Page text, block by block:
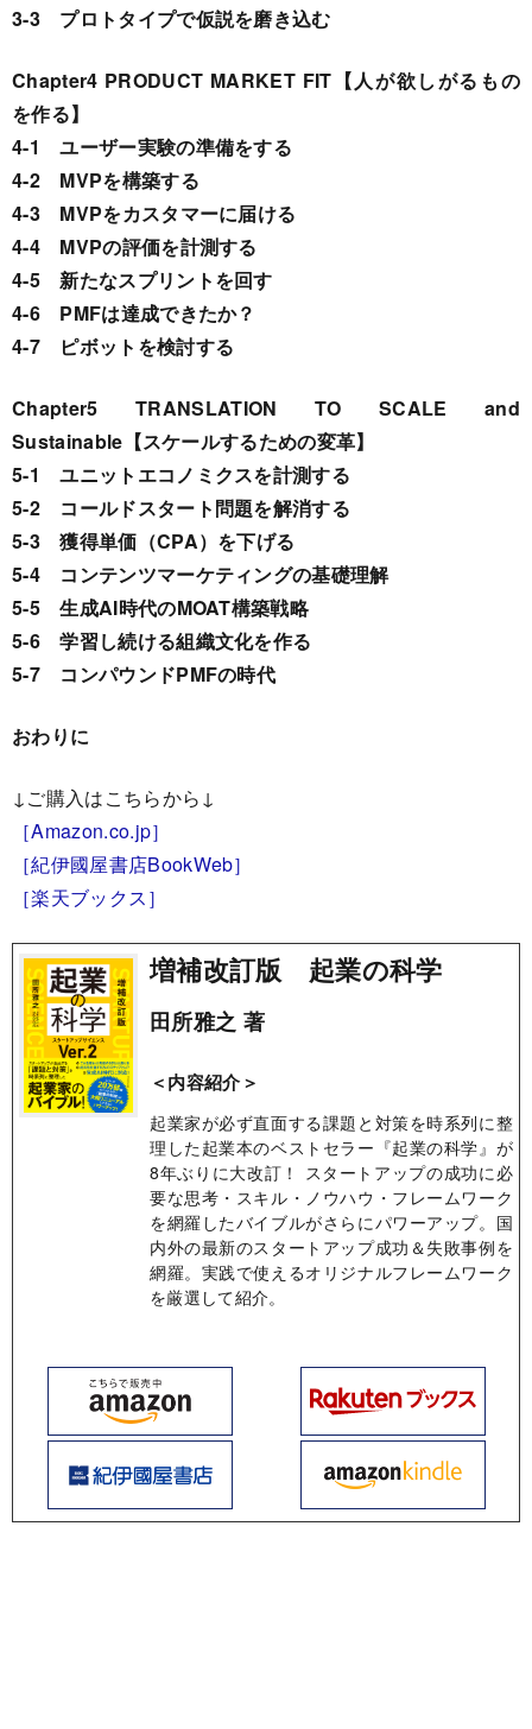
3-3 プロトタイプで仮説を磨き込む
Chapter4 PRODUCT MARKET FIT【人が欲しがるもの
を作る】
4-1 ユーザー実験の準備をする
4-2 MVPを構築する
4-3 MVPをカスタマーに届ける
4-4 MVPの評価を計測する
4-5 新たなスプリントを回す
4-6 PMFは達成できたか？
4-7 ピボットを検討する
Chapter5 TRANSLATION TO SCALE and
Sustainable【スケールするための変革】
5-1 ユニットエコノミクスを計測する
5-2 コールドスタート問題を解消する
5-3 獲得単価（CPA）を下げる
5-4 コンテンツマーケティングの基礎理解
5-5 生成AI時代のMOAT構築戦略
5-6 学習し続ける組織文化を作る
5-7 コンパウンドPMFの時代
おわりに
↓ご購入はこちらから↓
［Amazon.co.jp］
［紀伊國屋書店BookWeb］
［楽天ブックス］
増補改訂版 起業の科学
田所雅之 著
＜内容紹介＞
起業家が必ず直面する課題と対策を時系列に整
理した起業本のベストセラー『起業の科学』が
8年ぶりに大改訂！ スタートアップの成功に必
要な思考・スキル・ノウハウ・フレームワーク
を網羅したバイブルがさらにパワーアップ。国
内外の最新のスタートアップ成功＆失敗事例を
網羅。実践で使えるオリジナルフレームワーク
を厳選して紹介。